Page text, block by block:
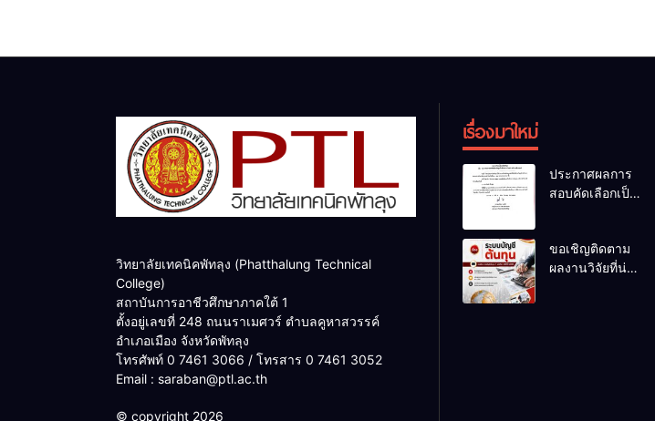
วิทยาลัยเทคนิคพัทลุง (Phatthalung Technical
College)
สถาบันการอาชีวศึกษาภาคใต้ 1
ตั้งอยู่เลขที่ 248 ถนนราเมศวร์ ตำบลคูหาสวรรค์
อำเภอเมือง จังหวัดพัทลุง
โทรศัพท์ 0 7461 3066 / โทรสาร 0 7461 3052
Email : saraban@ptl.ac.th
© copyright 2026
เรื่องมาใหม่
ประกาศผลการ
สอบคัดเลือกเป็น
พนักงานขับ
รถยนต์
ขอเชิญติดตาม
ผลงานวิจัยที่น่า